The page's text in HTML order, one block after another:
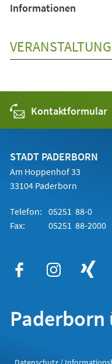
Informationen
Kontaktformular
STADT PADERBORN
Am Hoppenhof 33
33104 Paderborn
Telefon: 05251 88-0
Fax:
05251 88-2000